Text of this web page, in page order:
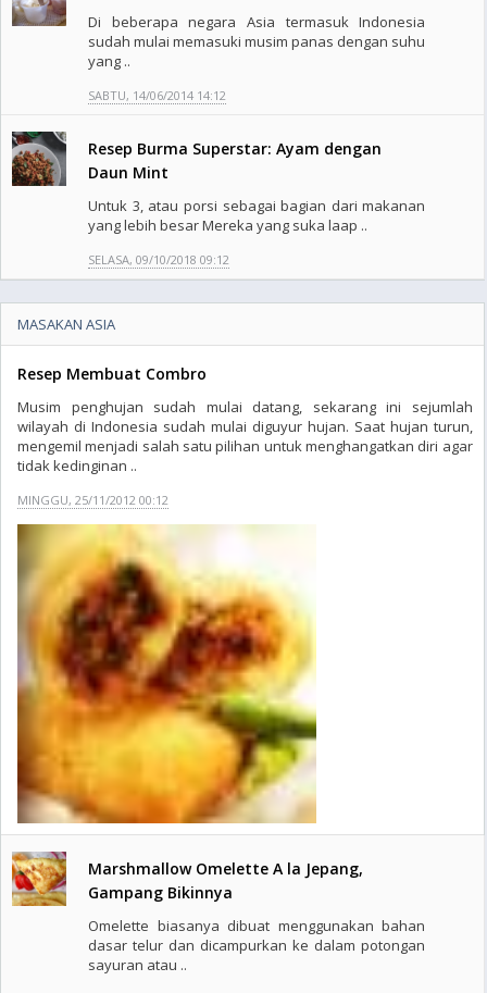
Di beberapa negara Asia termasuk Indonesia
sudah mulai memasuki musim panas dengan suhu
yang ..
SABTU, 14/06/2014 14:12
Resep Burma Superstar: Ayam dengan
Daun Mint
Untuk 3, atau porsi sebagai bagian dari makanan
yang lebih besar Mereka yang suka laap ..
SELASA, 09/10/2018 09:12
MASAKAN ASIA
Resep Membuat Combro
Musim penghujan sudah mulai datang, sekarang ini sejumlah
wilayah di Indonesia sudah mulai diguyur hujan. Saat hujan turun,
mengemil menjadi salah satu pilihan untuk menghangatkan diri agar
tidak kedinginan ..
MINGGU, 25/11/2012 00:12
Marshmallow Omelette A la Jepang,
Gampang Bikinnya
Omelette biasanya dibuat menggunakan bahan
dasar telur dan dicampurkan ke dalam potongan
sayuran atau ..